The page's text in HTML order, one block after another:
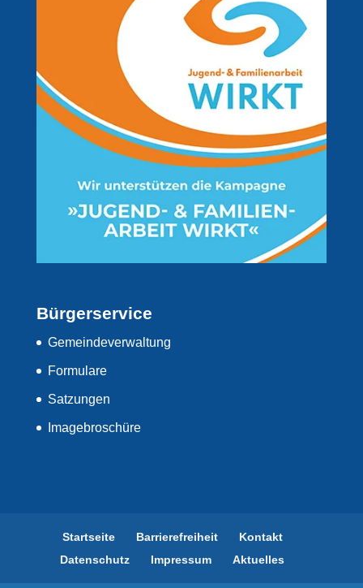
Bürgerservice
Gemeindeverwaltung
Formulare
Satzungen
Imagebroschüre
Startseite Barrierefreiheit
Kontakt
Datenschutz
Impressum Aktuelles